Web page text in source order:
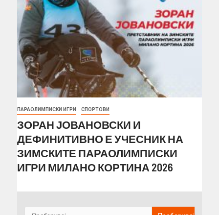
ПАРАОЛИМПИСКИ ИГРИ СПОРТОВИ
ЗОРАН ЈОВАНОВСКИ И
ДЕФИНИТИВНО Е УЧЕСНИК НА
ЗИМСКИТЕ ПАРАОЛИМПИСКИ
ИГРИ МИЛАНО КОРТИНА 2026